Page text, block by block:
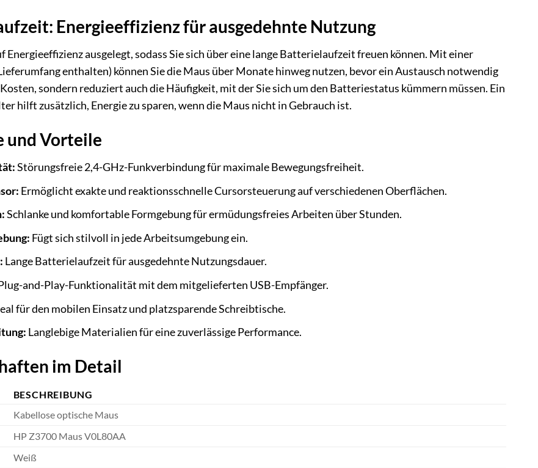
Energieeffizienz für ausgedehnte Nutzung
Energieeffizienz ausgelegt, sodass Sie sich über eine lange Batterielaufzeit freuen können. Mit einer
enthalten) können Sie die Maus über Monate hinweg nutzen, bevor ein Austausch notwendig
sondern reduziert auch die Häufigkeit, mit der Sie sich um den Batteriestatus kümmern müssen. Ein
hilft zusätzlich, Energie zu sparen, wenn die Maus nicht in Gebrauch ist.
und Vorteile
Störungsfreie 2,4-GHz-Funkverbindung für maximale Bewegungsfreiheit.
Ermöglicht exakte und reaktionsschnelle Cursorsteuerung auf verschiedenen Oberflächen.
Schlanke und komfortable Formgebung für ermüdungsfreies Arbeiten über Stunden.
Fügt sich stilvoll in jede Arbeitsumgebung ein.
Lange Batterielaufzeit für ausgedehnte Nutzungsdauer.
and-Play-Funktionalität mit dem mitgelieferten USB-Empfänger.
für den mobilen Einsatz und platzsparende Schreibtische.
Langlebige Materialien für eine zuverlässige Performance.
im Detail
BESCHREIBUNG
Kabellose optische Maus
HP Z3700 Maus V0L80AA
Weiß